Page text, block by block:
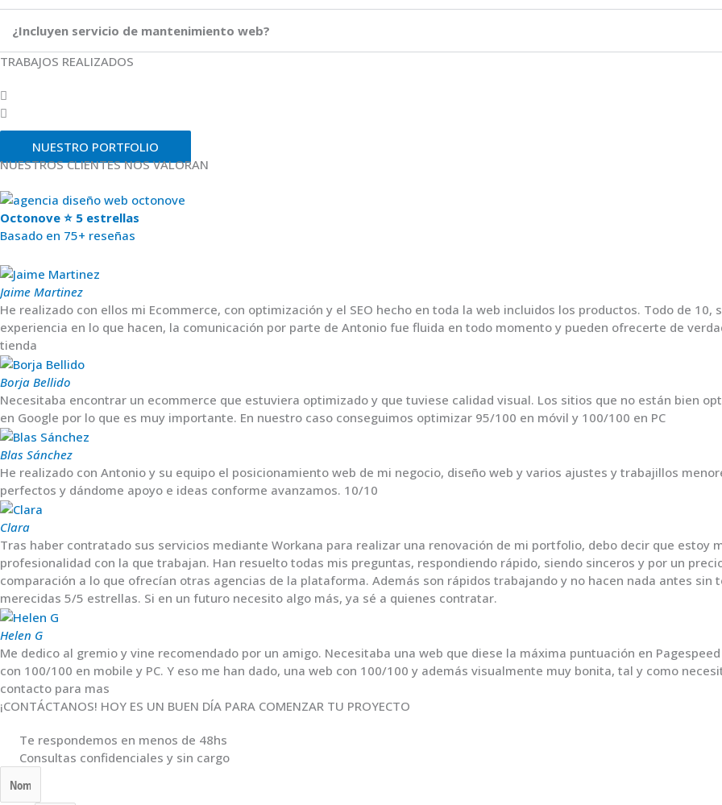
¿Incluyen servicio de mantenimiento web?
TRABAJOS REALIZADOS
NUESTRO PORTFOLIO
NUESTROS CLIENTES NOS VALORAN
Octonove ⭐ 5 estrellas
Basado en 75+ reseñas
Jaime Martinez
He realizado con ellos mi Ecommerce, con optimización y el SEO hecho en toda la web incluidos los productos. Todo de 10,
experiencia en lo que hacen, la comunicación por parte de Antonio fue fluida en todo momento y pueden ofrecerte de
tienda
Borja Bellido
Necesitaba encontrar un ecommerce que estuviera optimizado y que tuviese calidad visual. Los sitios que no están bien
en Google por lo que es muy importante. En nuestro caso conseguimos optimizar 95/100 en móvil y 100/100 en PC
Blas Sánchez
He realizado con Antonio y su equipo el posicionamiento web de mi negocio, diseño web y varios ajustes y trabajillos
perfectos y dándome apoyo e ideas conforme avanzamos. 10/10
Clara
Tras haber contratado sus servicios mediante Workana para realizar una renovación de mi portfolio, debo decir que estoy
profesionalidad con la que trabajan. Han resuelto todas mis preguntas, respondiendo rápido, siendo sinceros y por un
comparación a lo que ofrecían otras agencias de la plataforma. Además son rápidos trabajando y no hacen nada antes sin
merecidas 5/5 estrellas. Si en un futuro necesito algo más, ya sé a quienes contratar.
Helen G
Me dedico al gremio y vine recomendado por un amigo. Necesitaba una web que diese la máxima puntuación en
con 100/100 en mobile y PC. Y eso me han dado, una web con 100/100 y además visualmente muy bonita, tal y como
contacto para mas
¡CONTÁCTANOS! HOY ES UN BUEN DÍA PARA COMENZAR TU PROYECTO
Te respondemos en menos de 48hs
Consultas confidenciales y sin cargo